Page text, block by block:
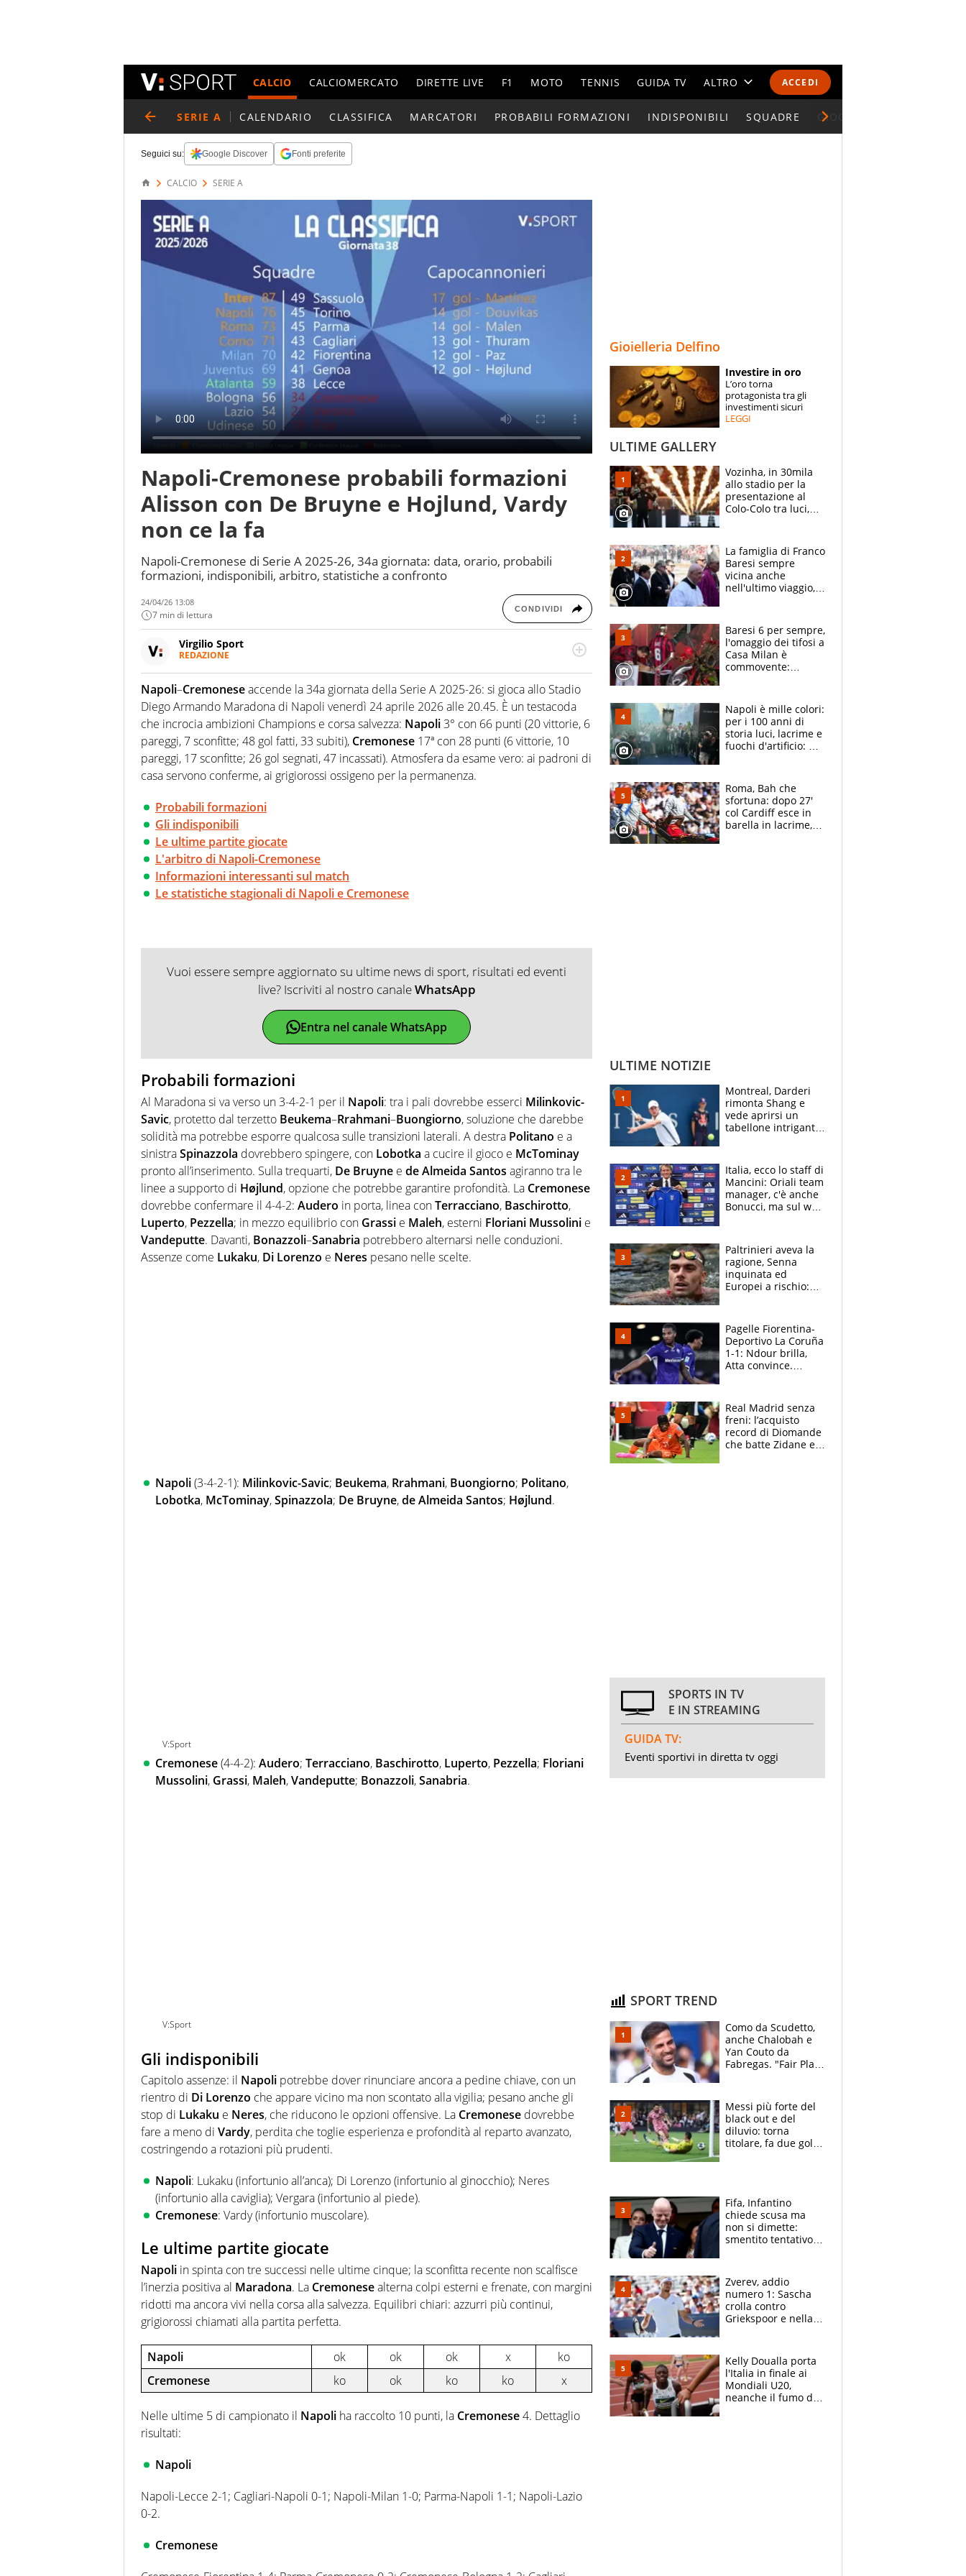
ACCEDI
CALCIO CALCIOMERCATO DIRETTE LIVE F1 MOTO TENNIS GUIDA TV ALTRO
CALENDARI E CLASSIFICHE
ESPERTI
CONTATTI
SERIE A CALENDARIO CLASSIFICA MARCATORI PROBABILI FORMAZIONI INDISPONIBILI SQUADRE GIOCATORI SERIE A
Seguici su: Google Discover Fonti preferite
CALCIO SERIE A
Napoli-Cremonese probabili formazioni
Alisson con De Bruyne e Hojlund, Vardy
non ce la fa
Napoli-Cremonese di Serie A 2025-26, 34a giornata: data, orario, probabili
formazioni, indisponibili, arbitro, statistiche a confronto
24/04/26 13:08
7 min di lettura CONDIVIDI
Virgilio Sport
REDAZIONE
sport. Calcio, calciomercato, F1, Motomondiale ma anche tennis, volley, basket: su
Virgilio Sport i tifosi e gli appassionati sanno che troveranno sempre copertura
completa e zero faziosità. La squadra di Virgilio Sport è formata da giornalisti ed
esperti di sport abili sia nel gioco di rimessa quando intercettano le notizie e le
rilanciano verso la rete, sia nella costruzione dal basso quando creano contenuti
100% originali ed esclusivi.
Napoli–Cremoneseaccende la 34a giornata della Serie A 2025-26: si gioca allo Stadio
Diego Armando Maradona di Napoli venerdì 24 aprile 2026 alle 20.45. È un testacoda
che incrocia ambizioni Champions e corsa salvezza: Napoli3° con 66 punti (20 vittorie, 6
pareggi, 7 sconfitte; 48 gol fatti, 33 subiti), Cremonese 17ª con 28 punti (6 vittorie, 10
pareggi, 17 sconfitte; 26 gol segnati, 47 incassati). Atmosfera da esame vero: ai padroni di
casa servono conferme, ai grigiorossi ossigeno per la permanenza.
Probabili formazioni
Gli indisponibili
Le ultime partite giocate
L'arbitro di Napoli-Cremonese
Informazioni interessanti sul match
Le statistiche stagionali di Napoli e Cremonese
Vuoi essere sempre aggiornato su ultime news di sport, risultati ed eventi
live? Iscriviti al nostro canaleWhatsApp
Entra nel canale WhatsApp
Probabili formazioni
Al Maradona si va verso un 3-4-2-1 per il Napoli: tra i pali dovrebbe esserci Milinkovic-
Savic, protetto dal terzetto Beukema–Rrahmani–Buongiorno, soluzione che darebbe
solidità ma potrebbe esporre qualcosa sulle transizioni laterali. A destra Politano e a
sinistraSpinazzola dovrebbero spingere, con Lobotka a cucire il gioco e McTominay
pronto all’inserimento. Sulla trequarti, De Bruyne e de Almeida Santos agiranno tra le
linee a supporto di Højlund, opzione che potrebbe garantire profondità. La Cremonese
dovrebbe confermare il 4-4-2: Audero in porta, linea conTerracciano, Baschirotto,
Luperto, Pezzella; in mezzo equilibrio con Grassi e Maleh, esterni Floriani Mussolini e
Vandeputte. Davanti, Bonazzoli–Sanabria potrebbero alternarsi nelle conduzioni.
Assenze come Lukaku, Di Lorenzo e Neres pesano nelle scelte.
Napoli(3-4-2-1): Milinkovic-Savic; Beukema, Rrahmani, Buongiorno; Politano,
Lobotka, McTominay,Spinazzola; De Bruyne,de Almeida Santos; Højlund.
V:Sport
Cremonese(4-4-2): Audero; Terracciano, Baschirotto, Luperto, Pezzella; Floriani
Mussolini, Grassi, Maleh,Vandeputte; Bonazzoli,Sanabria.
V:Sport
Gli indisponibili
Capitolo assenze: il Napoli potrebbe dover rinunciare ancora a pedine chiave, con un
rientro di Di Lorenzo che appare vicino ma non scontato alla vigilia; pesano anche gli
stop di Lukaku e Neres, che riducono le opzioni offensive. La Cremonese dovrebbe
fare a meno di Vardy, perdita che toglie esperienza e profondità al reparto avanzato,
costringendo a rotazioni più prudenti.
Napoli: Lukaku (infortunio all’anca); Di Lorenzo (infortunio al ginocchio); Neres
(infortunio alla caviglia); Vergara (infortunio al piede).
Cremonese: Vardy (infortunio muscolare).
Le ultime partite giocate
Napoli in spinta con tre successi nelle ultime cinque; la sconfitta recente non scalfisce
l’inerzia positiva al Maradona. La Cremonesealterna colpi esterni e frenate, con margini
ridotti ma ancora vivi nella corsa alla salvezza. Equilibri chiari: azzurri più continui,
grigiorossi chiamati alla partita perfetta.
Napoli ok ok ok x
ko
Cremonese
ko ok ko ko x
Nelle ultime 5 di campionato il Napoli ha raccolto 10 punti, la Cremonese4. Dettaglio
risultati:
Napoli
Napoli-Lecce 2-1; Cagliari-Napoli 0-1; Napoli-Milan 1-0; Parma-Napoli 1-1; Napoli-Lazio
0-2.
Cremonese
Gioielleria Delfino
Investire in oro
L’oro torna
protagonista tra gli
investimenti sicuri
LEGGI
ULTIME GALLERY
Vozinha, in 30mila
allo stadio per la
presentazione al
Colo-Colo tra luci,
La famiglia di Franco
Baresi sempre
vicina anche
nell'ultimo viaggio,
circondati
dall'affetto dei tifosi
Baresi 6 per sempre,
l'omaggio dei tifosi a
Casa Milan è
commovente:
bigliettini
Napoli è mille colori:
per i 100 anni di
storia luci, lacrime e
fuochi d'artificio: De
Roma, Bah che
sfortuna: dopo 27'
col Cardiff esce in
barella in lacrime,
ULTIME NOTIZIE
Montreal, Darderi
rimonta Shang e
vede aprirsi un
tabellone intrigante:
felice del mio livello"
Italia, ecco lo staff di
Mancini: Oriali team
manager, c'è anche
Bonucci, ma sul web
Paltrinieri aveva la
ragione, Senna
inquinata ed
Europei a rischio:
adesso
Pagelle Fiorentina-
Deportivo La Coruña
1-1: Ndour brilla,
Atta convince.
Real Madrid senza
freni: l’acquisto
record di Diomande
che batte Zidane e
SPORTS IN TV
E IN STREAMING
GUIDA TV:
Eventi sportivi in diretta tv oggi
SPORT TREND
Como da Scudetto,
anche Chalobah e
Yan Couto da
Fabregas. "Fair Play
multa"
Messi più forte del
black out e del
diluvio: torna
titolare, fa due gol e
Fifa, Infantino
chiede scusa ma
non si dimette:
smentito tentativo di
Zverev, addio
numero 1: Sascha
crolla contro
Griekspoor e nella
terzo. Quanti malori
a Montreal
Kelly Doualla porta
l'Italia in finale ai
Mondiali U20,
neanche il fumo di